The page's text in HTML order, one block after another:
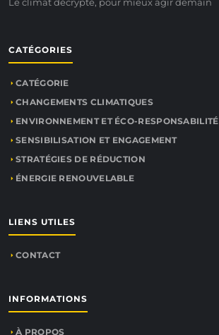
CATÉGORIES
CATÉGORIE
CHANGEMENTS CLIMATIQUES
ENVIRONNEMENT ET ÉCO-RESPONSABILITÉ
SENSIBILISATION ET ENGAGEMENT
STRATÉGIES DE RÉDUCTION
ÉNERGIE RENOUVELABLE
LIENS UTILES
CONTACT
INFORMATIONS
À PROPOS